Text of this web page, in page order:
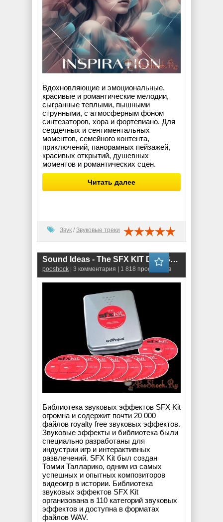
Вдохновляющие и эмоциональные,
красивые и романтические мелодии,
сыгранные теплыми, пышными
струнными, с атмосферным фоном
синтезаторов, хора и фортепиано. Для
сердечных и сентиментальных
моментов, семейного контента,
приключений, панорамных пейзажей,
красивых открытий, душевных
моментов и романтических сцен.
Читать далее
Звук / Звуковые треки
Sound Ideas - The SFX KIT Disk Sound Effects Library (WAV)
pooshock | 3 комментария | 1 818 просмотров
Библиотека звуковых эффектов SFX Kit
огромна и содержит почти 20 000
файлов royalty free звуковых эффектов.
Звуковые эффекты и библиотека были
специально разработаны для
индустрии игр и интерактивных
развлечений. SFX Kit был создан
Томми Талларико, одним из самых
успешных и опытных композиторов
видеоигр в истории. Библиотека
звуковых эффектов SFX Kit
организована в 110 категорий звуковых
эффектов и доступна в форматах
файлов WAV.